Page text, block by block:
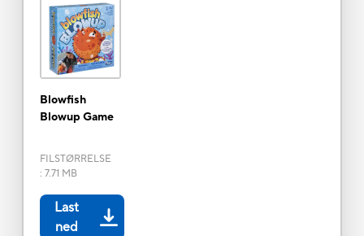
Blowfish
Blowup Game
FILSTØRRELSE
: 7.71 MB
Last
ned